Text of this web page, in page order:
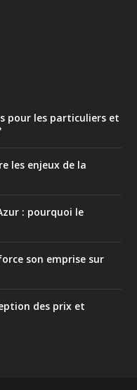
pour les particuliers et
les enjeux de la
: pourquoi le
son emprise sur
des prix et